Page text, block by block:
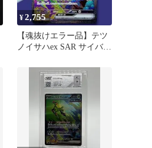
¥2,755
【魂抜けエラー品】テツ
ノイサハex SAR サイバー